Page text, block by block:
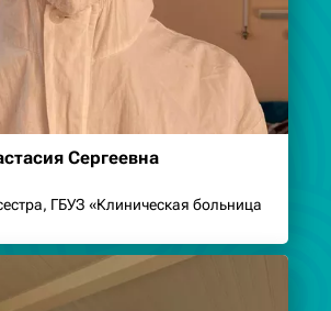
Сергеевна
ГБУЗ «Клиническая больница